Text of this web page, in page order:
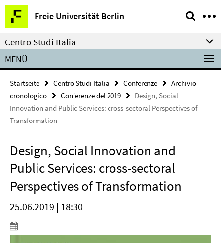
Springe
direkt
zu
Inhalt
Freie Universität Berlin
Service-
Navigation
Centro Studi Italia
MENÜ
Startseite Centro Studi Italia Conferenze
Archivio
cronologico
Conferenze del 2019
Design, Social
Innovation and Public Services: cross-sectoral Perspectives of
Transformation
Design, Social Innovation and
Public Services: cross-sectoral
Perspectives of Transformation
25.06.2019 | 18:30